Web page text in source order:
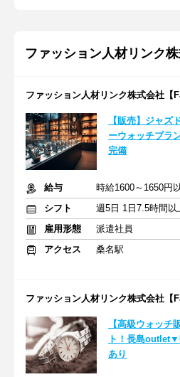
ファッション人材リンク
ファッション人材リンク株式会社【
【販売】ジャズ
ーウォッチブラ
完備
給与
時給1600～1650円
シフト
週5日 1日7.5時間以
雇用形態
派遣社員
アクセス
桑名駅
ファッション人材リンク株式会社【
【高級ウォッチ
ト！長島
あり